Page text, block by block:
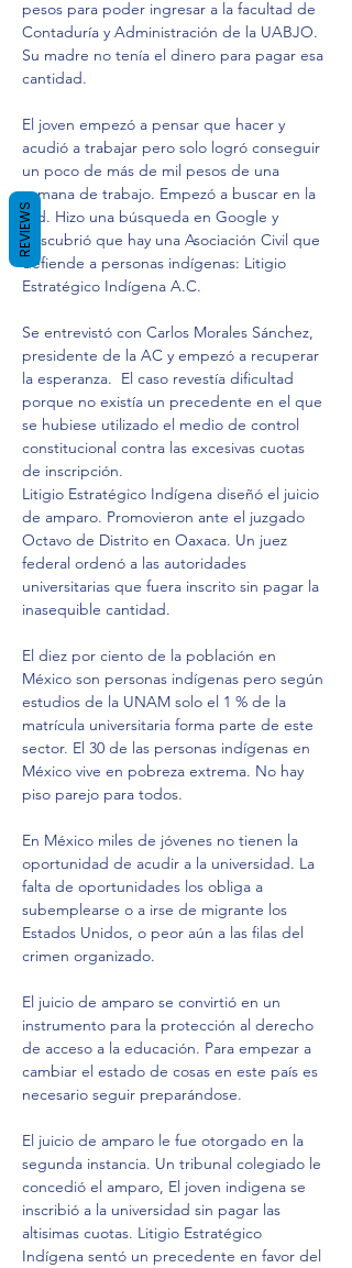
pesos para poder ingresar a la facultad de
Contaduría y Administración de la UABJO.
Su madre no tenía el dinero para pagar esa
cantidad.
El joven empezó a pensar que hacer y
acudió a trabajar pero solo logró conseguir
un poco de más de mil pesos de una
semana de trabajo. Empezó a buscar en la
red. Hizo una búsqueda en Google y
descubrió que hay una Asociación Civil que
defiende a personas indígenas: Litigio
Estratégico Indígena A.C.
Se entrevistó con Carlos Morales Sánchez,
presidente de la AC y empezó a recuperar
la esperanza.  El caso revestía dificultad
porque no existía un precedente en el que
se hubiese utilizado el medio de control
constitucional contra las excesivas cuotas
de inscripción.
Litigio Estratégico Indígena diseñó el juicio
de amparo. Promovieron ante el juzgado
Octavo de Distrito en Oaxaca. Un juez
federal ordenó a las autoridades
universitarias que fuera inscrito sin pagar la
inasequible cantidad.
El diez por ciento de la población en
México son personas indígenas pero según
estudios de la UNAM solo el 1 % de la
matrícula universitaria forma parte de este
sector. El 30 de las personas indígenas en
México vive en pobreza extrema. No hay
piso parejo para todos.
En México miles de jóvenes no tienen la
oportunidad de acudir a la universidad. La
falta de oportunidades los obliga a
subemplearse o a irse de migrante los
Estados Unidos, o peor aún a las filas del
crimen organizado.
El juicio de amparo se convirtió en un
instrumento para la protección al derecho
de acceso a la educación. Para empezar a
cambiar el estado de cosas en este país es
necesario seguir preparándose.
El juicio de amparo le fue otorgado en la
segunda instancia. Un tribunal colegiado le
concedió el amparo, El joven indigena se
inscribió a la universidad sin pagar las
altisimas cuotas. Litigio Estratégico
Indígena sentó un precedente en favor del
REVIEWS